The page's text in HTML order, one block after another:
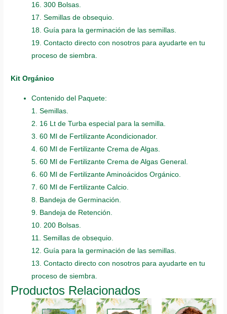
16. 300 Bolsas.
17. Semillas de obsequio.
18. Guía para la germinación de las semillas.
19. Contacto directo con nosotros para ayudarte en tu
proceso de siembra.
Kit Orgánico
Contenido del Paquete:
1. Semillas.
2. 16 Lt de Turba especial para la semilla.
3. 60 Ml de Fertilizante Acondicionador.
4. 60 Ml de Fertilizante Crema de Algas.
5. 60 Ml de Fertilizante Crema de Algas General.
6. 60 Ml de Fertilizante Aminoácidos Orgánico.
7. 60 Ml de Fertilizante Calcio.
8. Bandeja de Germinación.
9. Bandeja de Retención.
10. 200 Bolsas.
11. Semillas de obsequio.
12. Guía para la germinación de las semillas.
13. Contacto directo con nosotros para ayudarte en tu
proceso de siembra.
Productos Relacionados